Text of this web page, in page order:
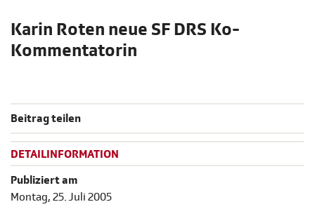
Karin Roten neue SF DRS Ko-
Kommentatorin
Beitrag teilen
DETAILINFORMATION
Publiziert am
Montag, 25. Juli 2005